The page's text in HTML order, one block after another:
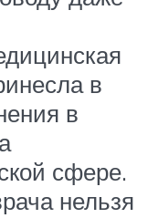
в
в
сфере.
нельзя